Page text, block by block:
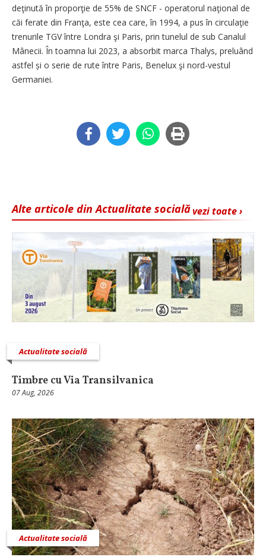
deţinută în proporţie de 55% de SNCF - operatorul naţional de
căi ferate din Franţa, este cea care, în 1994, a pus în circulaţie
trenurile TGV între Londra şi Paris, prin tunelul de sub Canalul
Mânecii. În toamna lui 2023, a absorbit marca Thalys, preluând
astfel și o serie de rute între Paris, Benelux şi nord-vestul
Germaniei.
vezi toate ›
Alte articole din Actualitate socială
Actualitate socială
Timbre cu Via Transilvanica
07 Aug, 2026
Actualitate socială